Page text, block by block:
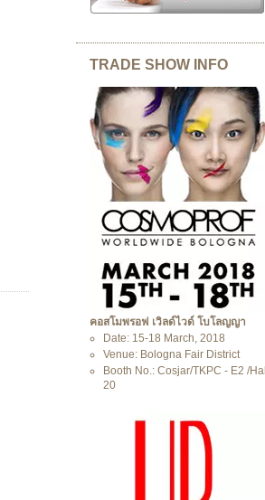
TRADE SHOW INFO
คอสโมพรอฟ เวิลด์ไวด์ โบโลญญา
Date: 15-18 March, 2018
Venue: Bologna Fair District
Booth No.: Cosjar/TKPC - E2 /Hall
20